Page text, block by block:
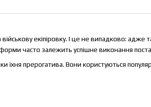
екіпіровку. І це не випадково: адже
часто залежить успішне виконання
їхня прерогатива. Вони користуються